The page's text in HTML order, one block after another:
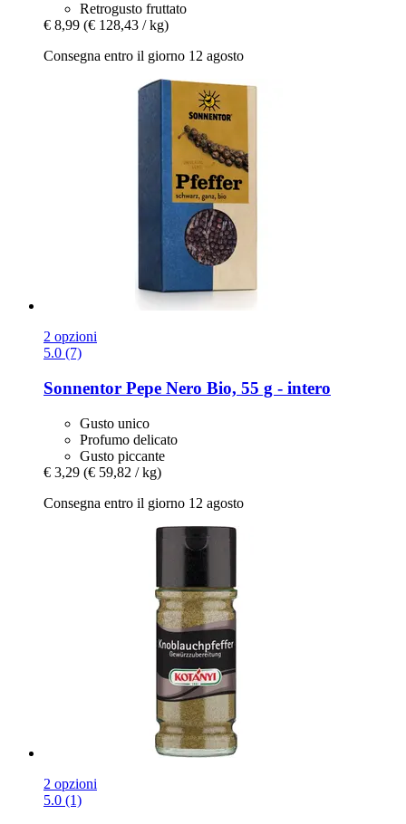
Retrogusto fruttato
€ 8,99 (€ 128,43 / kg)
Consegna entro il giorno 12 agosto
2 opzioni
5.0 (7)
Sonnentor Pepe Nero Bio, 55 g -​ intero
Gusto unico
Profumo delicato
Gusto piccante
€ 3,29 (€ 59,82 / kg)
Consegna entro il giorno 12 agosto
2 opzioni
5.0 (1)